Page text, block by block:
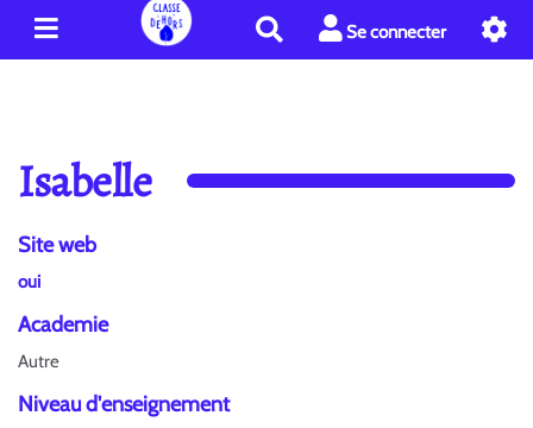
e
c
Se connecter
Isabelle
Site web
oui
Academie
Autre
Niveau d'enseignement